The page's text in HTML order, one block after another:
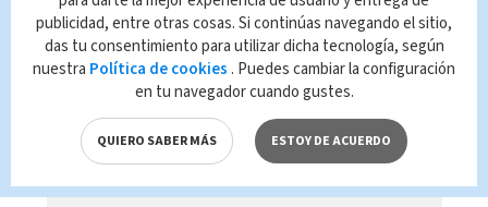
Telediario En Directo con Paula
Brenes, 06 de agosto 2026
publicidad, entre otras cosas. Si continúas navegando el sitio,
das tu consentimiento para utilizar dicha tecnología, según
nuestra Política de cookies . Puedes cambiar la configuración
en tu navegador cuando gustes.
QUIERO SABER MÁS ESTOY DE ACUERDO